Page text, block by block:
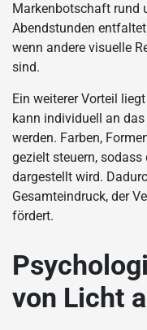
Markenbotschaft rund
Abendstunden
wenn andere visuelle
sind.
Ein weiterer Vorteil
kann individuell an
werden. Farben,
gezielt steuern,
dargestellt wird.
Gesamteindruck, der
fördert.
von Licht